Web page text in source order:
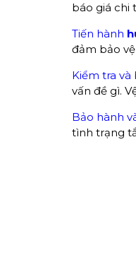
báo giá chi
Tiến hành
đảm bảo
Kiểm tra và
vấn đề gì.
Bảo hành
tình trạng